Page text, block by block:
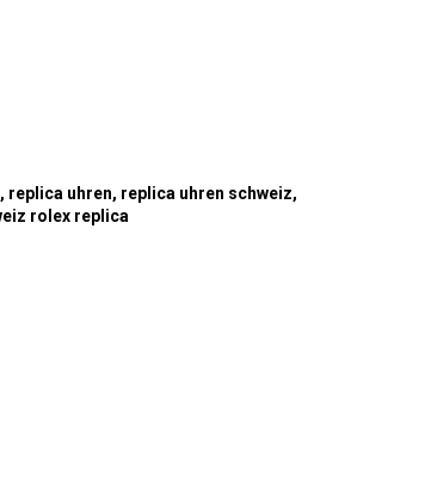
, replica uhren, replica uhren schweiz,
rolex replica